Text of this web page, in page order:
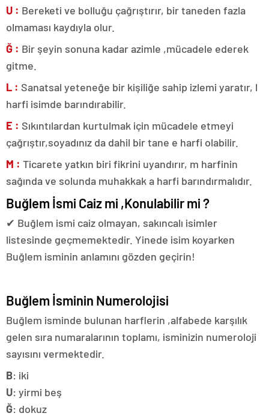
U : Bereketi ve bolluğu çağrıştırır, bir taneden fazla
olmaması kaydıyla olur.
Ğ : Bir şeyin sonuna kadar azimle ,mücadele ederek
gitme.
L : Sanatsal yeteneğe bir kişiliğe sahip izlemi yaratır, l
harfi isimde barındırabilir.
E : Sıkıntılardan kurtulmak için mücadele etmeyi
çağrıştır,soyadınız da dahil bir tane e harfi olabilir.
M : Ticarete yatkın biri fikrini uyandırır, m harfinin
sağında ve solunda muhakkak a harfi barındırmalıdır.
Buğlem İsmi Caiz mi ,Konulabilir mi ?
✔ Buğlem ismi caiz olmayan, sakıncalı isimler
listesinde geçmemektedir. Yinede isim koyarken
Buğlem isminin anlamını gözden geçirin!
Buğlem İsminin Numerolojisi
Buğlem isminde bulunan harflerin ,alfabede karşılık
gelen sıra numaralarının toplamı, isminizin numeroloji
sayısını vermektedir.
B: iki
U: yirmi beş
Ğ: dokuz